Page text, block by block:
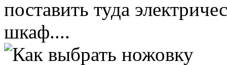
поставить туда
шкаф....